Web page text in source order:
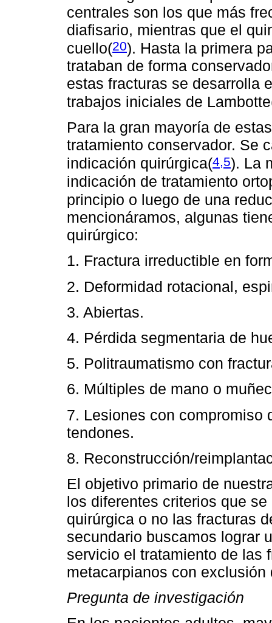
centrales son los que más
diafisario, mientras que el
cuello(20). Hasta la primera
trataban de forma
estas fracturas se desarrolla
trabajos iniciales de
Para la gran mayoría de
tratamiento conservador. Se
indicación quirúrgica(4,5). La
indicación de tratamiento
principio o luego de una
mencionáramos, algunas
quirúrgico:
1. Fractura irreductible en
2. Deformidad rotacional,
3. Abiertas.
4. Pérdida segmentaria de
5. Politraumatismo con
6. Múltiples de mano o
7. Lesiones con compromiso
tendones.
8. Reconstrucción/
El objetivo primario de
los diferentes criterios que
quirúrgica o no las fracturas
secundario buscamos lograr
servicio el tratamiento de las
metacarpianos con exclusión
Pregunta de investigación